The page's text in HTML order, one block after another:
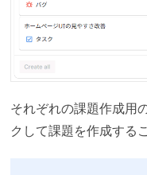
それぞれの課題作成用
クして課題を作成する